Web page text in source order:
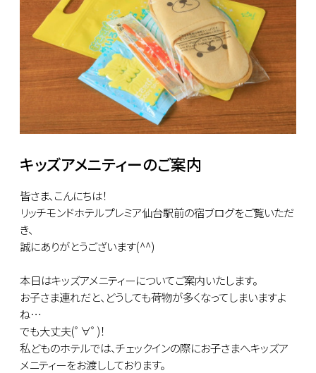
キッズアメニティーのご案内
皆さま、こんにちは！
リッチモンドホテルプレミア仙台駅前の宿ブログをご覧いただ
き、
誠にありがとうございます(^^)
本日はキッズアメニティーについてご案内いたします。
お子さま連れだと、どうしても荷物が多くなってしまいますよ
ね…
でも大丈夫(ﾟ∀ﾟ)！
私どものホテルでは、チェックインの際にお子さまへキッズア
メニティーをお渡ししております。